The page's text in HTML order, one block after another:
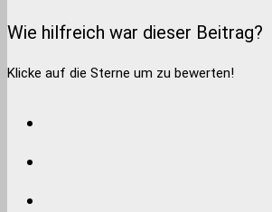
Wie hilfreich war dieser Beitrag?
Klicke auf die Sterne um zu bewerten!